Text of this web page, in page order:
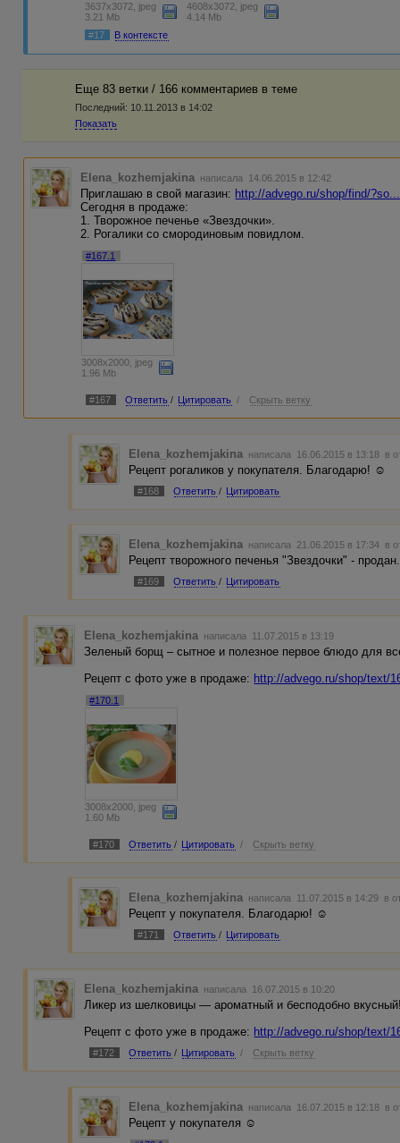
3637x3072, jpeg
3.21 Mb
4608x3072, jpeg
4.14 Mb
#17
В контексте
Еще 83 ветки / 166 комментариев в темe
Последний: 10.11.2013 в 14:02
Показать
Elena_kozhemjakina написала 14.06.2015 в 12:42
Приглашаю в свой магазин: http://advego.ru/shop/find/
Сегодня в продаже:
1. Творожное печенье «Звездочки».
2. Рогалики со смородиновым повидлом.
#167.1
3008x2000, jpeg
1.96 Mb
#167 Ответить / Цитировать / Скрыть ветку
Elena_kozhemjakina написала 16.06.2015 в 13:18 в
Рецепт рогаликов у покупателя. Благодарю! ☺
#168 Ответить / Цитировать
Elena_kozhemjakina написала 21.06.2015 в 17:34 в
Рецепт творожного печенья "Звездочки" -
#169 Ответить / Цитировать
Elena_kozhemjakina написала 11.07.2015 в 13:19
Зеленый борщ – сытное и полезное первое блюдо для
Рецепт с фото уже в продаже: http://advego.ru/shop/text/
#170.1
3008x2000, jpeg
1.60 Mb
#170 Ответить / Цитировать / Скрыть ветку
Elena_kozhemjakina написала 11.07.2015 в 14:29 в
Рецепт у покупателя. Благодарю! ☺
#171 Ответить / Цитировать
Elena_kozhemjakina написала 16.07.2015 в 10:20
Ликер из шелковицы — ароматный и бесподобно
Рецепт с фото уже в продаже: http://advego.ru/shop/text/
#172 Ответить / Цитировать / Скрыть ветку
Elena_kozhemjakina написала 16.07.2015 в 12:18 в
Рецепт у покупателя ☺